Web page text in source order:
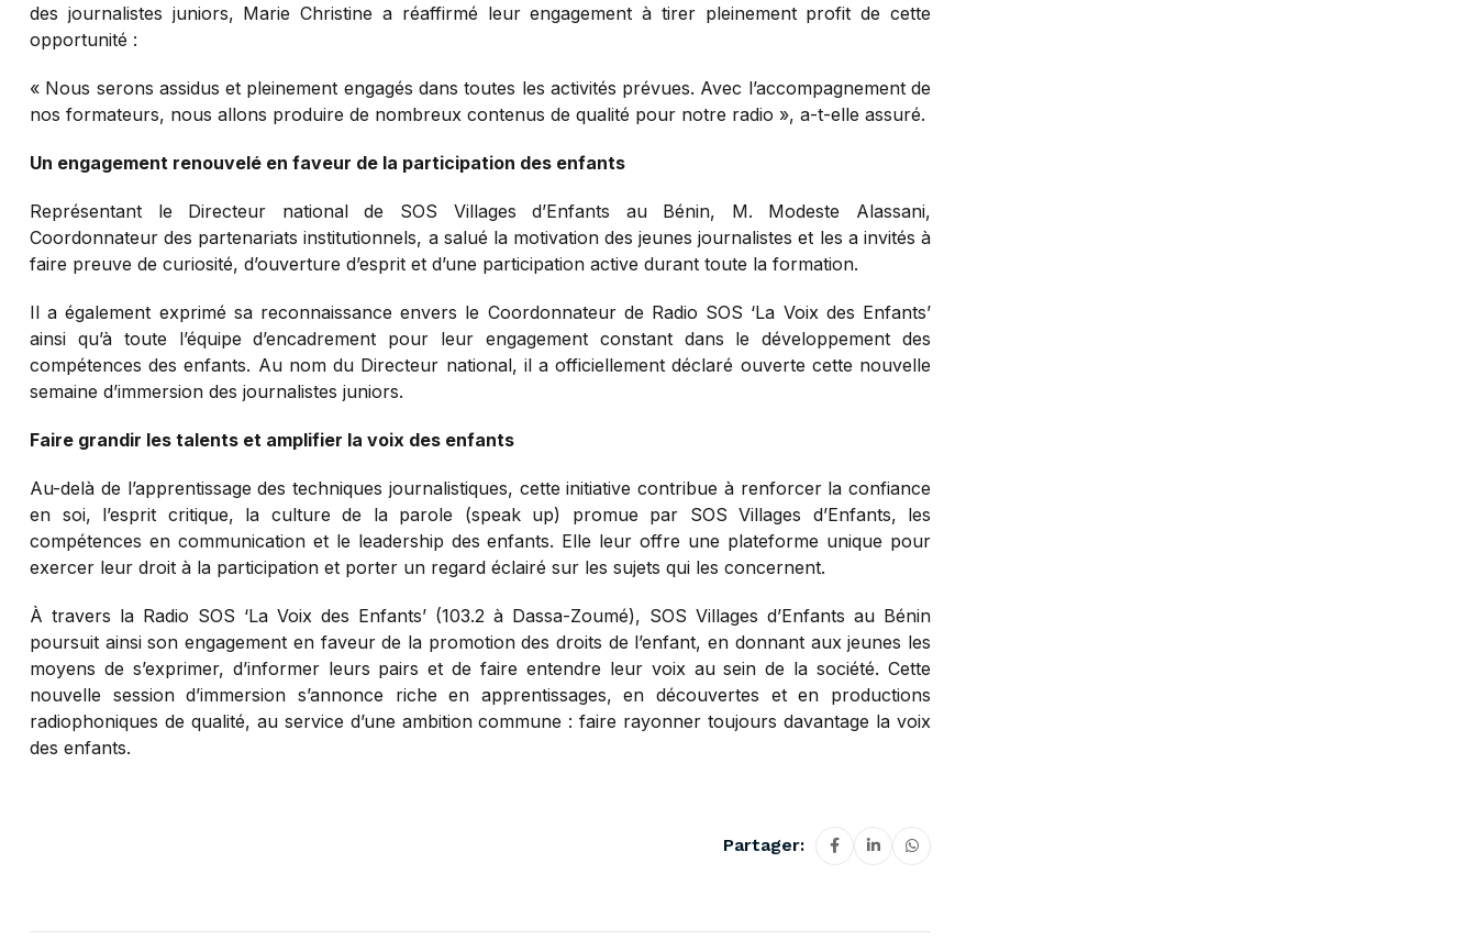
des journalistes juniors, Marie Christine a réaffirmé leur engagement à tirer pleinement profit de cette
opportunité :
« Nous serons assidus et pleinement engagés dans toutes les activités prévues. Avec l’accompagnement de
nos formateurs, nous allons produire de nombreux contenus de qualité pour notre radio », a-t-elle assuré.
Un engagement renouvelé en faveur de la participation des enfants
Représentant le Directeur national de SOS Villages d’Enfants au Bénin, M. Modeste Alassani,
Coordonnateur des partenariats institutionnels, a salué la motivation des jeunes journalistes et les a invités à
faire preuve de curiosité, d’ouverture d’esprit et d’une participation active durant toute la formation.
Il a également exprimé sa reconnaissance envers le Coordonnateur de Radio SOS ‘La Voix des Enfants’
ainsi qu’à toute l’équipe d’encadrement pour leur engagement constant dans le développement des
compétences des enfants. Au nom du Directeur national, il a officiellement déclaré ouverte cette nouvelle
semaine d’immersion des journalistes juniors.
Faire grandir les talents et amplifier la voix des enfants
Au-delà de l’apprentissage des techniques journalistiques, cette initiative contribue à renforcer la confiance
en soi, l’esprit critique, la culture de la parole (speak up) promue par SOS Villages d’Enfants, les
compétences en communication et le leadership des enfants. Elle leur offre une plateforme unique pour
exercer leur droit à la participation et porter un regard éclairé sur les sujets qui les concernent.
À travers la Radio SOS ‘La Voix des Enfants’ (103.2 à Dassa-Zoumé), SOS Villages d’Enfants au Bénin
poursuit ainsi son engagement en faveur de la promotion des droits de l’enfant, en donnant aux jeunes les
moyens de s’exprimer, d’informer leurs pairs et de faire entendre leur voix au sein de la société. Cette
nouvelle session d’immersion s’annonce riche en apprentissages, en découvertes et en productions
radiophoniques de qualité, au service d’une ambition commune : faire rayonner toujours davantage la voix
des enfants.
Partager: